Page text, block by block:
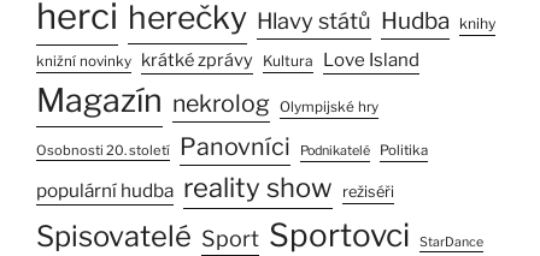
herci herečky Hlavy států Hudba knihy
knižní novinky krátké zprávy Kultura Love Island
Magazín nekrolog Olympijské hry
Osobnosti 20. století Panovníci Podnikatelé Politika
populární hudba reality show režiséři
Spisovatelé Sport Sportovci StarDance